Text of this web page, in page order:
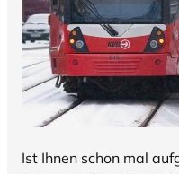
Ist Ihnen schon mal